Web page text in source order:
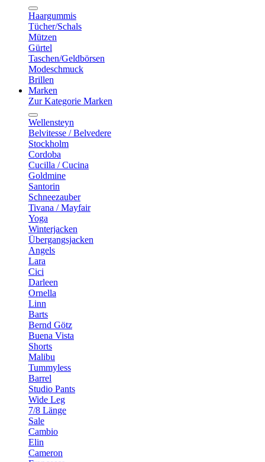
Haargummis
Tücher/Schals
Mützen
Gürtel
Taschen/Geldbörsen
Modeschmuck
Brillen
Marken
Zur Kategorie Marken
Wellensteyn
Belvitesse / Belvedere
Stockholm
Cordoba
Cucilla / Cucina
Goldmine
Santorin
Schneezauber
Tivana / Mayfair
Yoga
Winterjacken
Übergangsjacken
Angels
Lara
Cici
Darleen
Ornella
Linn
Barts
Bernd Götz
Buena Vista
Shorts
Malibu
Tummyless
Barrel
Studio Pants
Wide Leg
7/8 Länge
Sale
Cambio
Elin
Cameron